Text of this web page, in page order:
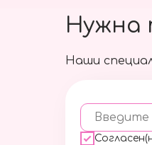
Наши
Нужна